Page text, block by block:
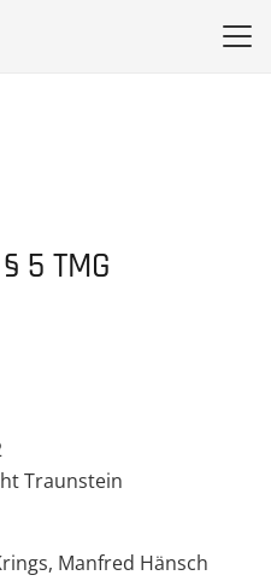
5 TMG
Traunstein
Manfred Hänsch